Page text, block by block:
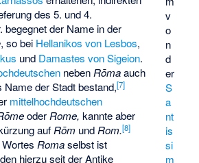
v
o
n
d
er
S
a
nt
is
si
m
des 5. und 4.
begegnet der Name in der
, so bei Hellanikos von Lesbos,
und Damastes von Sigeion.
nebenRōmaauch
der Stadt bestand,[7]
mittelhochdeutschen
oderRome, kannte aber
aufRōm undRom.[8]
WortesRomaselbst ist
hierzu seit der Antike